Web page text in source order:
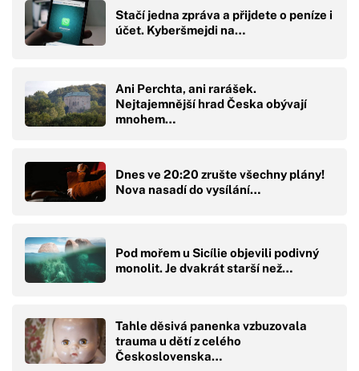
Stačí jedna zpráva a přijdete o peníze i
účet. Kyberšmejdi na…
Ani Perchta, ani rarášek.
Nejtajemnější hrad Česka obývají
mnohem…
Dnes ve 20:20 zrušte všechny plány!
Nova nasadí do vysílání…
Pod mořem u Sicílie objevili podivný
monolit. Je dvakrát starší než…
Tahle děsivá panenka vzbuzovala
trauma u dětí z celého
Československa…